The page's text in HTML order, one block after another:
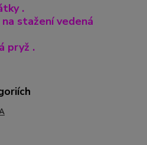
.
stažení vedená
pryž .